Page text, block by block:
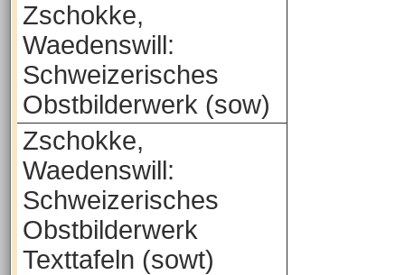
Zschokke,
Waedenswill:
Schweizerisches
Obstbilderwerk (sow)
Zschokke,
Waedenswill:
Schweizerisches
Obstbilderwerk
Texttafeln (sowt)